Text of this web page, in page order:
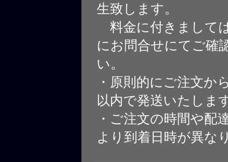
生致します。
料金に付きまして
にお問合せにてご確
い。
・原則的にご注文か
以内で発送いたしま
・ご注文の時間や配
より到着日時が異な